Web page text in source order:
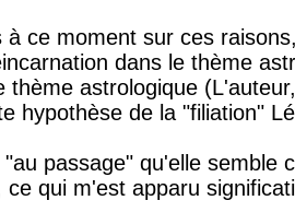
à ce moment sur ces
dans le thème
thème astrologique
hypothèse de la "filiation"
passage" qu'elle semble
ce qui m'est apparu